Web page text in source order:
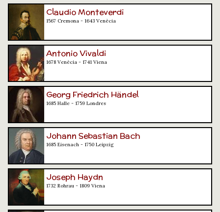
Claudio Monteverdi
1567 Cremona - 1643 Venècia
Antonio Vivaldi
1678 Venècia - 1741 Viena
Georg Friedrich Händel
1685 Halle - 1759 Londres
Johann Sebastian Bach
1685 Eisenach - 1750 Leipzig
Joseph Haydn
1732 Rohrau - 1809 Viena